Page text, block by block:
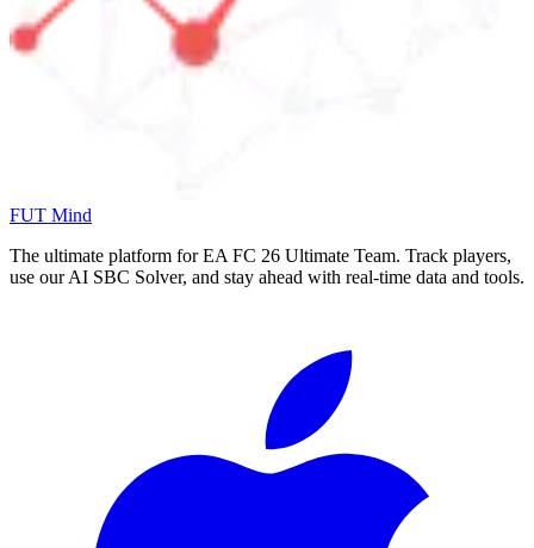
FUT Mind
The ultimate platform for EA FC 26 Ultimate Team. Track players,
use our AI SBC Solver, and stay ahead with real-time data and tools.